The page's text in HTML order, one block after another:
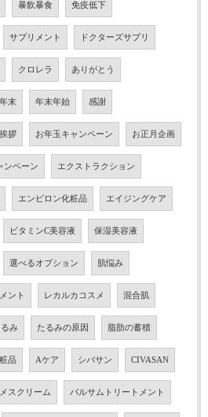
暴飲暴食 免疫低下
サプリメント ドクターズサプリ
クロレラ ありがとう
年末 年末年始 感謝
拶 お年玉キャンペーン お正月企画
ンペーン エクストラクション
エンビロン化粧品 エイジングケア
ビタミンC美容液 保湿美容液
選べるオプション 肌悩み
ント レカルカコスメ 混合肌
み たるみの原因 脂肪の蓄積
品 Aケア シバサン CIVASAN
メスクリーム バルサムトリートメント